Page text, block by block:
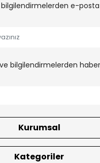
e-
bilgilendirmelerden
Kurumsal
Kategoriler